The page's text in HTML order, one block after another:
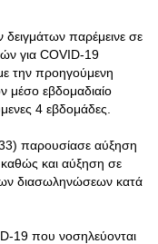
παρέμεινε σε
για COVID-19
την προηγούμενη
μέσο εβδομαδιαίο
4 εβδομάδες.
παρουσίασε αύξηση
και αύξηση σε
διασωληνώσεων κατά
19 που νοσηλεύονται